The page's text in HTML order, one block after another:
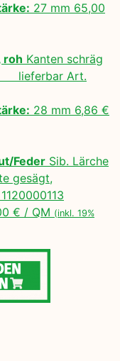
27 mm 65,00
roh Kanten schräg
lieferbar Art.
28 mm 6,86 €
Feder Sib. Lärche
gesägt,
€ / QM (inkl. 19%